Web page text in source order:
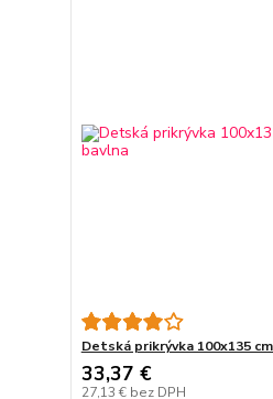
Detská prikrývka 100x135
33,37 €
27,13 € bez DPH